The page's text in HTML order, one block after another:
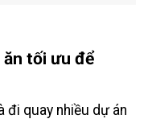
tối ưu để
đi quay nhiều dự án